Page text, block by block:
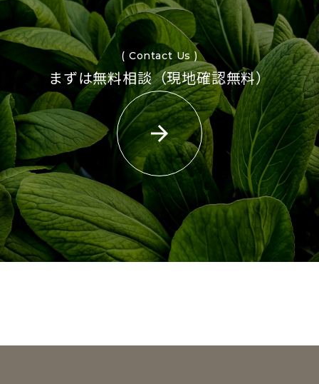
( Contact Us )
まずは無料相談（現地確認無料）
arrow_forward